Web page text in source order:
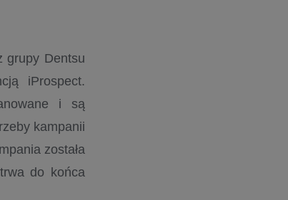
grupy Dentsu
iProspect.
i są
kampanii
została
do końca